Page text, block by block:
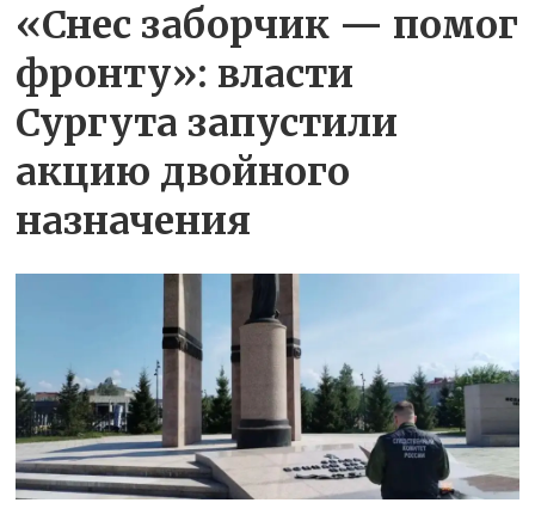
«Снес заборчик — помог
фронту»: власти
Сургута запустили
акцию двойного
назначения